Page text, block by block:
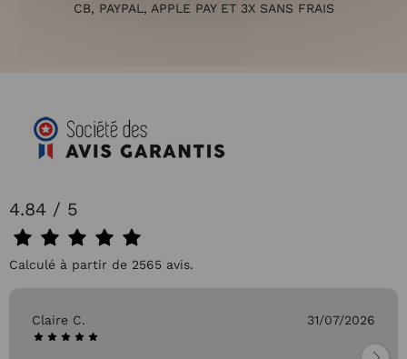
CB, PAYPAL, APPLE PAY ET 3X SANS FRAIS
4.84 / 5
Calculé à partir de 2565 avis.
Claire C. 31/07/2026